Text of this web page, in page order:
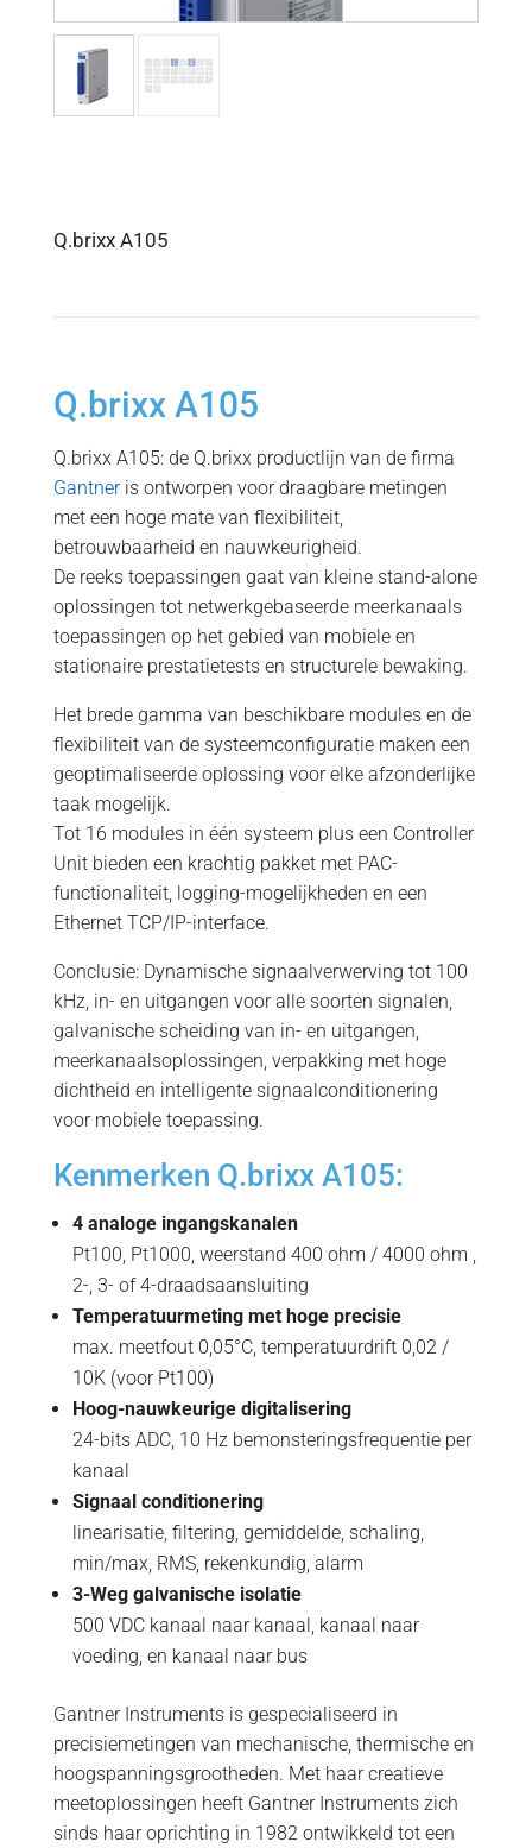
Q.brixx A105
Q.brixx A105
Q.brixx A105: de Q.brixx productlijn van de firma
Gantneris ontworpen voor draagbare metingen
met een hoge mate van flexibiliteit,
betrouwbaarheid en nauwkeurigheid.
De reeks toepassingen gaat van kleine stand-alone
oplossingen tot netwerkgebaseerde meerkanaals
toepassingen op het gebied van mobiele en
stationaire prestatietests en structurele bewaking.
Het brede gamma van beschikbare modules en de
flexibiliteit van de systeemconfiguratie maken een
geoptimaliseerde oplossing voor elke afzonderlijke
taak mogelijk.
Tot 16 modules in één systeem plus een Controller
Unit bieden een krachtig pakket met PAC-
functionaliteit, logging-mogelijkheden en een
Ethernet TCP/IP-interface.
Conclusie: Dynamische signaalverwerving tot 100
kHz, in- en uitgangen voor alle soorten signalen,
galvanische scheiding van in- en uitgangen,
meerkanaalsoplossingen, verpakking met hoge
dichtheid en intelligente signaalconditionering
voor mobiele toepassing.
Kenmerken Q.brixx A105:
4 analoge ingangskanalen
Pt100, Pt1000, weerstand 400 ohm / 4000 ohm ,
2-, 3- of 4-draadsaansluiting
Temperatuurmeting met hoge precisie
max. meetfout 0,05°C, temperatuurdrift 0,02 /
10K (voor Pt100)
Hoog-nauwkeurige digitalisering
24-bits ADC, 10 Hz bemonsteringsfrequentie per
kanaal
Signaal conditionering
linearisatie, filtering, gemiddelde, schaling,
min/max, RMS, rekenkundig, alarm
3-Weg galvanische isolatie
500 VDC kanaal naar kanaal, kanaal naar
voeding, en kanaal naar bus
Gantner Instruments is gespecialiseerd in
precisiemetingen van mechanische, thermische en
hoogspanningsgrootheden. Met haar creatieve
meetoplossingen heeft Gantner Instruments zich
sinds haar oprichting in 1982 ontwikkeld tot een